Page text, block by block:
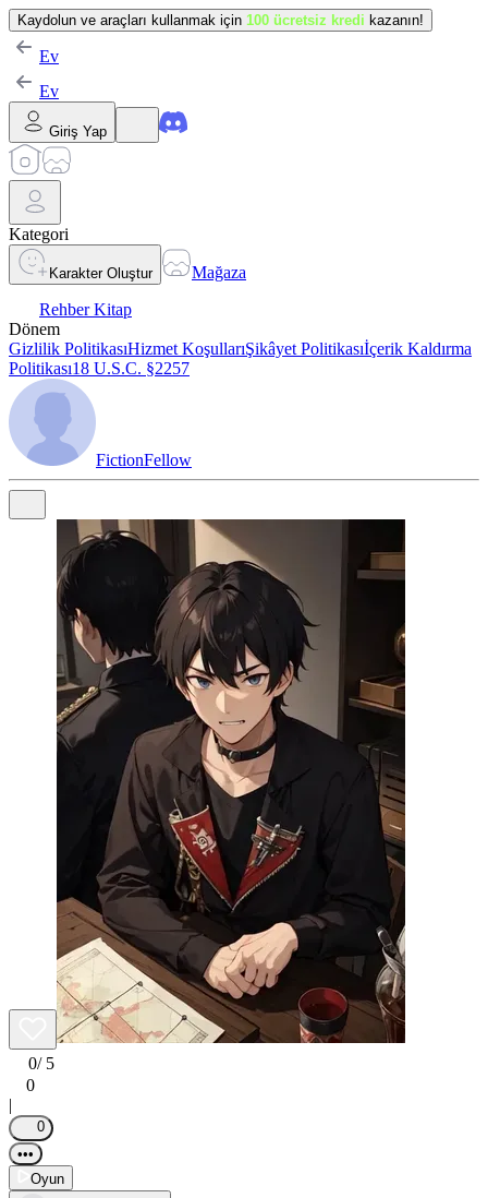
Kaydolun ve araçları kullanmak için 100 ücretsiz kredi kazanın!
Ev
Ev
Giriş Yap
Kategori
Karakter Oluştur
Mağaza
Rehber Kitap
Dönem
Gizlilik PolitikasıHizmet KoşullarıŞikâyet Politikasıİçerik Kaldırma
Politikası18 U.S.C. §2257
FictionFellow
0/ 5
0
|
0
•••
Oyun